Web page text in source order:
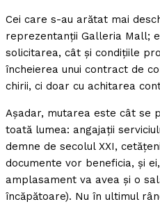
Cei care s-au arătat mai
reprezentanţii Galleria Mall;
solicitarea, cât şi condiţiile
încheierea unui contract de
chirii, ci doar cu achitarea
Aşadar, mutarea este cât se
toată lumea: angajaţii
demne de secolul XXI,
documente vor beneficia, şi
amplasament va avea şi o
încăpătoare). Nu în ultimul